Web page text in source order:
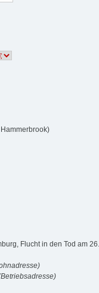
Flucht in den Tod am